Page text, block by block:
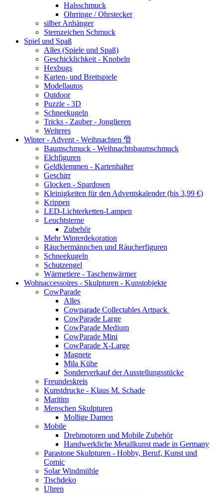
Halsschmuck
Ohrringe / Ohrstecker
silber Anhänger
Sternzeichen Schmuck
Spiel und Spaß
Alles (Spiele und Spaß)
Geschicklichkeit - Knobeln
Hexbugs
Karten- und Brettspiele
Modellautos
Outdoor
Puzzle - 3D
Schneekugeln
Tricks - Zauber - Jonglieren
Weiteres
Winter - Advent - Weihnachten 🎅
Baumschmuck - Weihnachtsbaumschmuck
Elchfiguren
Geldklemmen - Kartenhalter
Geschirr
Glocken - Spardosen
Kleinigkeiten für den Adventskalender (bis 3,99 €)
Krippen
LED-Lichterketten-Lampen
Leuchtsterne
Zubehör
Mehr Winterdekoration
Räuchermännchen und Räucherfiguren
Schneekugeln
Schutzengel
Wärmetiere - Taschenwärmer
Wohnaccessoires - Skulpturen - Kunstobjekte
CowParade
Alles
Cowparade Collectables Artpack
CowParade Large
CowParade Medium
CowParade Mini
CowParade X-Large
Magnete
Mila Kühe
Sonderverkauf der Ausstellungsstücke
Freundeskreis
Kunstdrucke - Klaus M. Schade
Maritim
Menschen Skulpturen
Mollige Damen
Mobile
Drehmotoren und Mobile Zubehör
Handwerkliche Metallkunst made in Germany
Parastone Skulpturen - Hobby, Beruf, Kunst und
Comic
Solar Windmühle
Tischdeko
Uhren